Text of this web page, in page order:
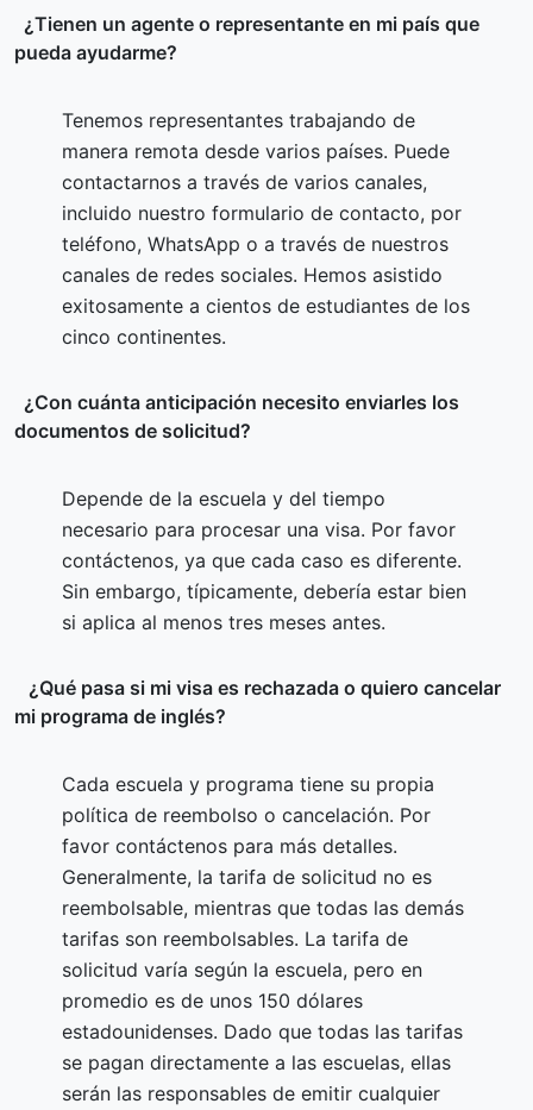
¿Tienen un agente o representante en mi país que
pueda ayudarme?
Tenemos representantes trabajando de
manera remota desde varios países. Puede
contactarnos a través de varios canales,
incluido nuestro formulario de contacto, por
teléfono, WhatsApp o a través de nuestros
canales de redes sociales. Hemos asistido
exitosamente a cientos de estudiantes de los
cinco continentes.
¿Con cuánta anticipación necesito enviarles los
documentos de solicitud?
Depende de la escuela y del tiempo
necesario para procesar una visa. Por favor
contáctenos, ya que cada caso es diferente.
Sin embargo, típicamente, debería estar bien
si aplica al menos tres meses antes.
¿Qué pasa si mi visa es rechazada o quiero cancelar
mi programa de inglés?
Cada escuela y programa tiene su propia
política de reembolso o cancelación. Por
favor contáctenos para más detalles.
Generalmente, la tarifa de solicitud no es
reembolsable, mientras que todas las demás
tarifas son reembolsables. La tarifa de
solicitud varía según la escuela, pero en
promedio es de unos 150 dólares
estadounidenses. Dado que todas las tarifas
se pagan directamente a las escuelas, ellas
serán las responsables de emitir cualquier